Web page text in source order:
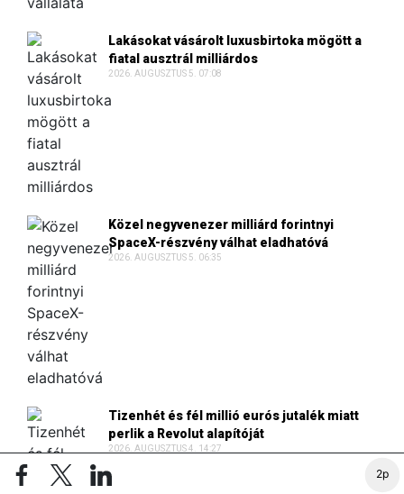
2p
Lakásokat vásárolt luxusbirtoka mögött a
fiatal ausztrál milliárdos
2026. AUGUSZTUS 5. 07:08
Közel negyvenezer milliárd forintnyi
SpaceX-részvény válhat eladhatóvá
2026. AUGUSZTUS 5. 06:35
Tizenhét és fél millió eurós jutalék miatt
perlik a Revolut alapítóját
2026. AUGUSZTUS 4. 14:27